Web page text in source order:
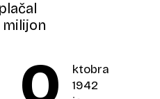
ktobra
1942